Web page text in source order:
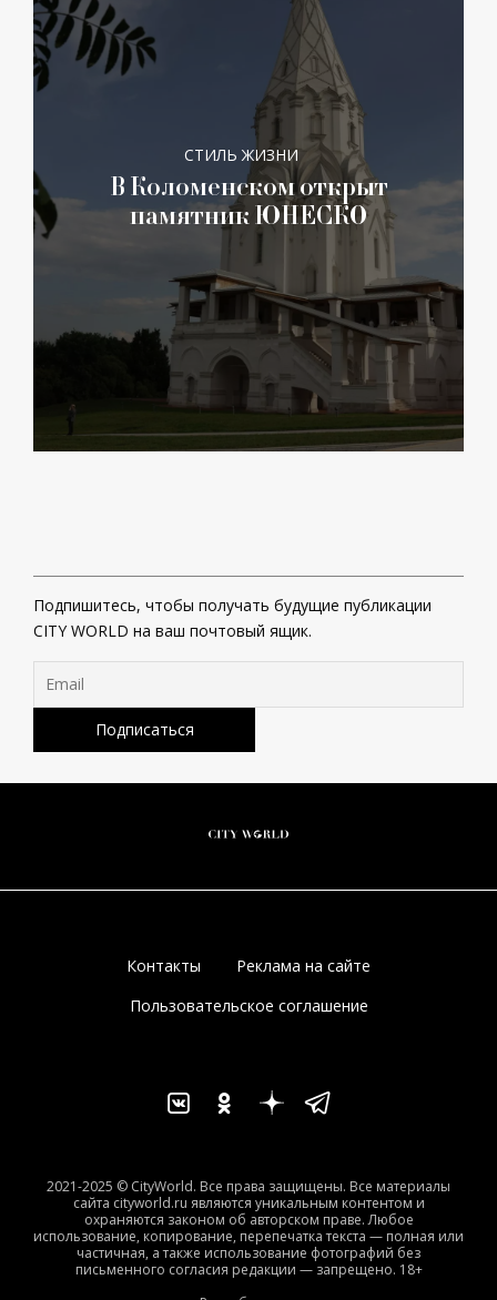
СТИЛЬ ЖИЗНИ
В Коломенском открыт
памятник ЮНЕСКО
Подпишитесь, чтобы получать будущие публикации
CITY WORLD на ваш почтовый ящик.
Контакты
Реклама на сайте
Пользовательское соглашение
2021-2025 © CityWorld. Все права защищены. Все материалы
сайта cityworld.ru являются уникальным контентом и
охраняются законом об авторском праве. Любое
использование, копирование, перепечатка текста — полная или
частичная, а также использование фотографий без
письменного согласия редакции — запрещено. 18+